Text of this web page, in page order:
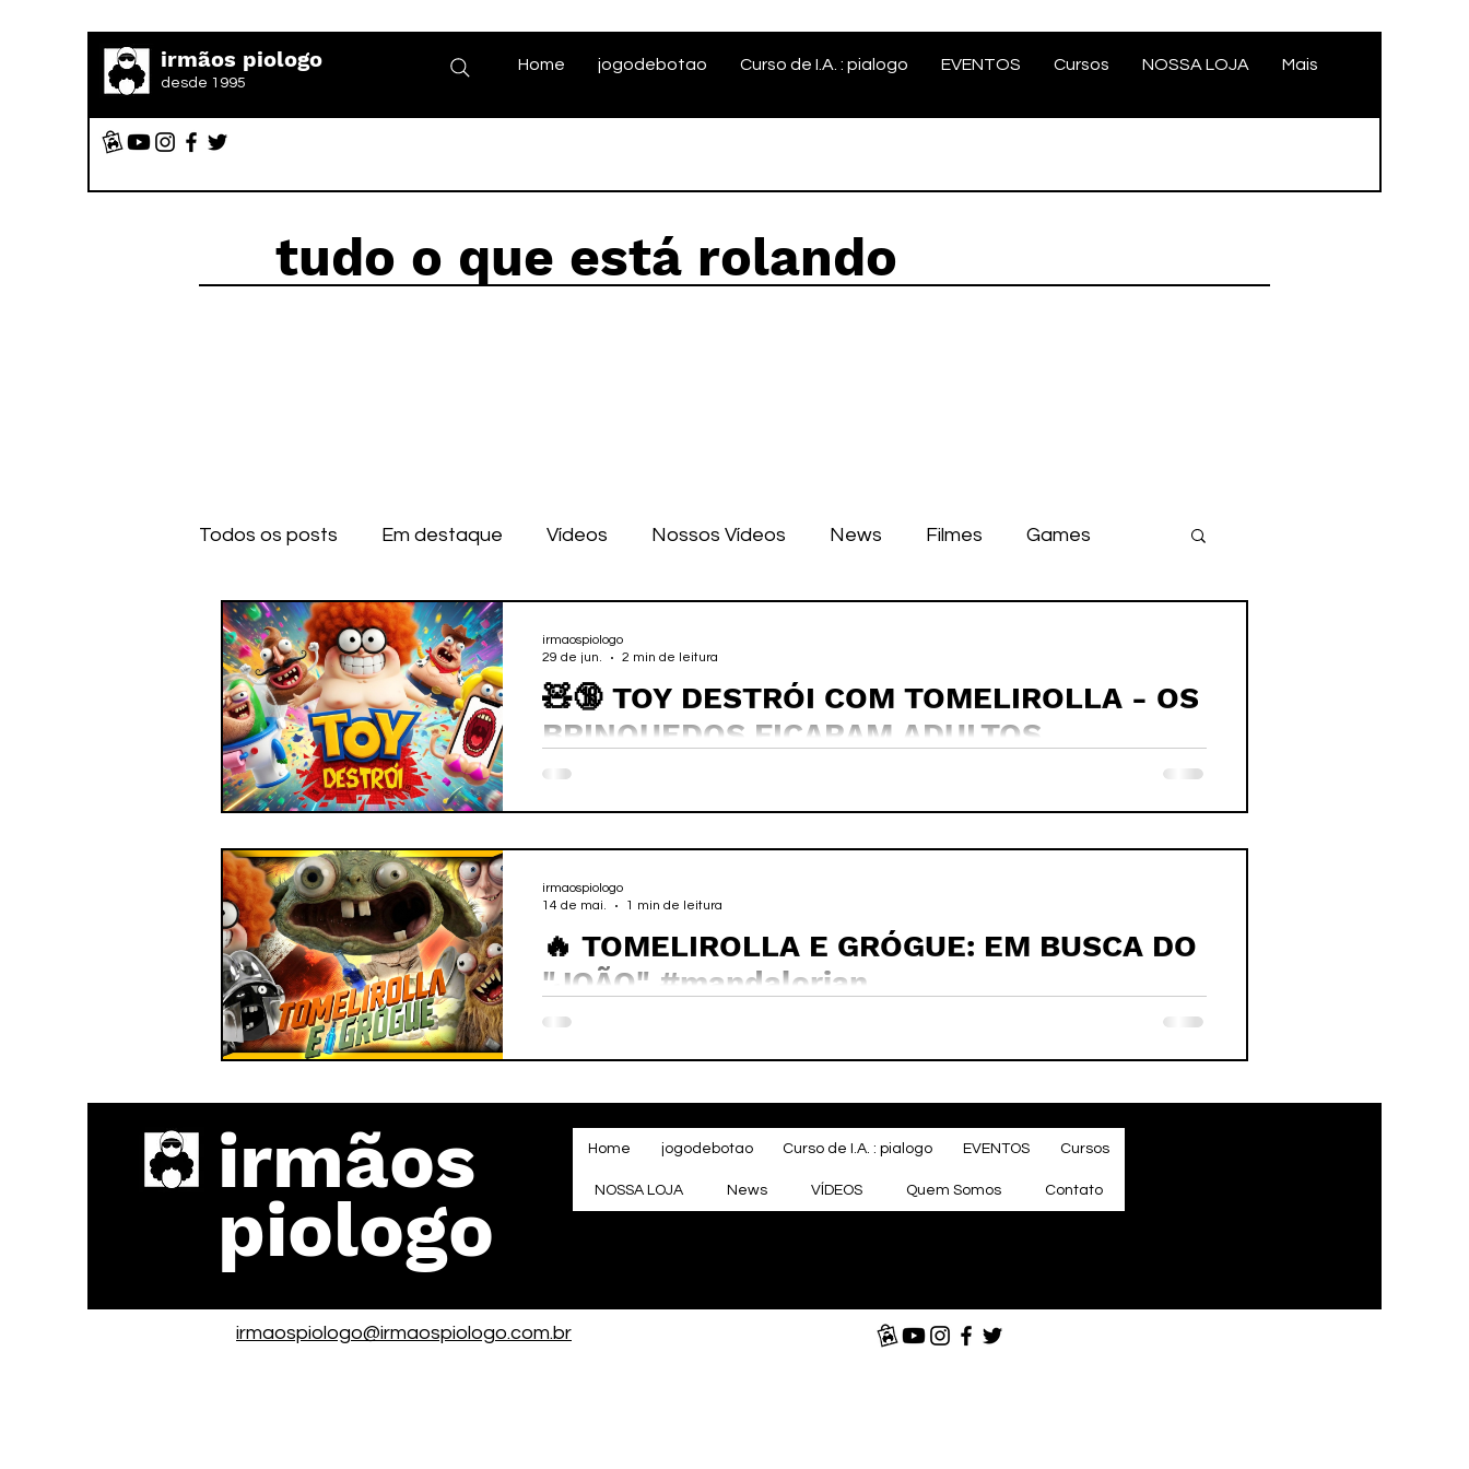
irmãos piologo
desde 1995
Home jogodebotao Curso de I.A. : pialogo EVENTOS Cursos NOSSA LOJA Mais
tudo o que está rolando
Todos os posts Em destaque Vídeos Nossos Vídeos News Filmes Games
Anime Series Desenhos
IOS IOS A CELULAR BILE games
🧸🔞 TOY DESTRÓI COM TOMELIROLLA - OS
BRINQUEDOS FICARAM ADULTOS
#toydestroi
irmaospiologo
29 de jun.
2 min de leitura
🔥 TOMELIROLLA E GRÓGUE: EM BUSCA DO
"JOÃO" #mandalorian
irmaospiologo
14 de mai.
1 min de leitura
irmãos
piologo
Home jogodebotao Curso de I.A. : pialogo EVENTOS Cursos
NOSSA LOJA News VÍDEOS Quem Somos Contato
irmaospiologo@irmaospiologo.com.br